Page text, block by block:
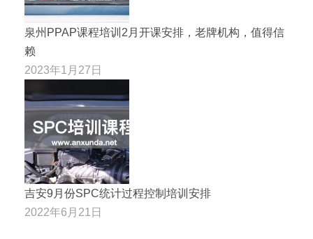
泉州PPAP课程培训2月开课安排，老牌机构，值得信
赖
2023年1月27日
吉安9月份SPC统计过程控制培训安排
2022年6月21日